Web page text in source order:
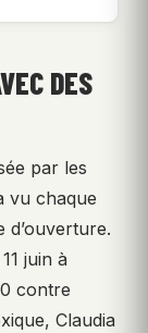
DES
par les
vu chaque
juin à
contre
Claudia